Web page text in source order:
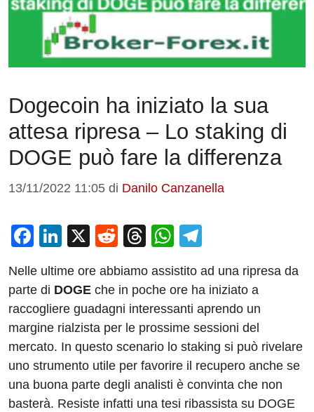
Dogecoin ha iniziato la sua
attesa ripresa – Lo staking di
DOGE può fare la differenza
13/11/2022 11:05 di Danilo Canzanella
F
c
e
b
o
o
k
Li
k
e
dI
n
X
R
d
di
t
T
e
a
d
s
W
at
s
A
p
p
e
gr
a
m
Nelle ultime ore abbiamo assistito ad una ripresa da
parte di DOGE che in poche ore ha iniziato a
raccogliere guadagni interessanti aprendo un
margine rialzista per le prossime sessioni del
mercato. In questo scenario lo staking si può rivelare
uno strumento utile per favorire il recupero anche se
una buona parte degli analisti è convinta che non
basterà. Resiste infatti una tesi ribassista su DOGE